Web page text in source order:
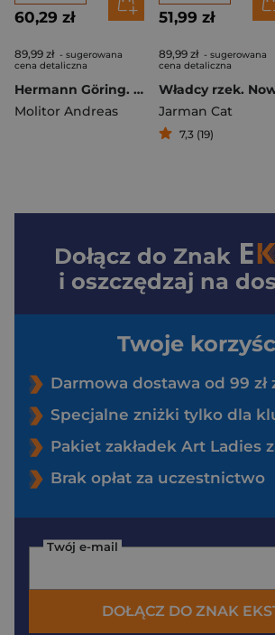
60,29 zł
89,99 zł - sugerowana
cena detaliczna
Hermann Göring. Drugi człowiek Trzeciej Rzeszy
Molitor Andreas
51,99 zł
89,99 zł - sugerowana
cena detaliczna
Jarman Cat
7,3 (19)
Dołącz do Znak
i oszczędzaj na
Twoje
Darmowa dostawa od 99 zł
Specjalne zniżki tylko dla
Pakiet zakładek Art Ladies
Brak opłat za uczestnictwo
Twój e-mail
DOŁĄCZ DO ZNAK